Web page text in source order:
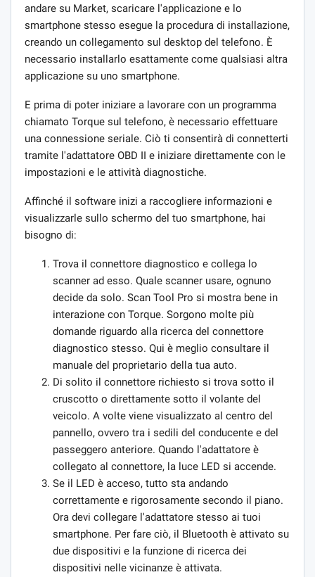
andare su Market, scaricare l'applicazione e lo
smartphone stesso esegue la procedura di installazione,
creando un collegamento sul desktop del telefono. È
necessario installarlo esattamente come qualsiasi altra
applicazione su uno smartphone.
E prima di poter iniziare a lavorare con un programma
chiamato Torque sul telefono, è necessario effettuare
una connessione seriale. Ciò ti consentirà di connetterti
tramite l'adattatore OBD II e iniziare direttamente con le
impostazioni e le attività diagnostiche.
Affinché il software inizi a raccogliere informazioni e
visualizzarle sullo schermo del tuo smartphone, hai
bisogno di:
Trova il connettore diagnostico e collega lo
scanner ad esso. Quale scanner usare, ognuno
decide da solo. Scan Tool Pro si mostra bene in
interazione con Torque. Sorgono molte più
domande riguardo alla ricerca del connettore
diagnostico stesso. Qui è meglio consultare il
manuale del proprietario della tua auto.
Di solito il connettore richiesto si trova sotto il
cruscotto o direttamente sotto il volante del
veicolo. A volte viene visualizzato al centro del
pannello, ovvero tra i sedili del conducente e del
passeggero anteriore. Quando l'adattatore è
collegato al connettore, la luce LED si accende.
Se il LED è acceso, tutto sta andando
correttamente e rigorosamente secondo il piano.
Ora devi collegare l'adattatore stesso ai tuoi
smartphone. Per fare ciò, il Bluetooth è attivato su
due dispositivi e la funzione di ricerca dei
dispositivi nelle vicinanze è attivata.